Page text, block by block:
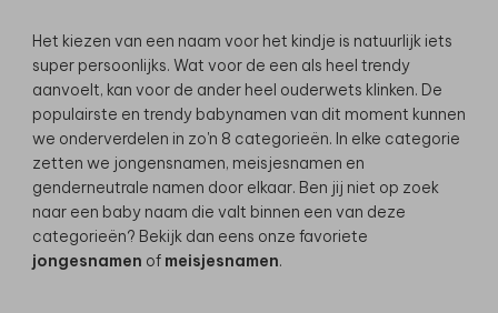
Het kiezen van een naam voor het kindje is natuurlijk iets
super persoonlijks. Wat voor de een als heel trendy
aanvoelt, kan voor de ander heel ouderwets klinken. De
populairste en trendy babynamen van dit moment kunnen
we onderverdelen in zo'n 8 categorieën. In elke categorie
zetten we jongensnamen, meisjesnamen en
genderneutrale namen door elkaar. Ben jij niet op zoek
naar een baby naam die valt binnen een van deze
categorieën? Bekijk dan eens onze favoriete
jongesnamen of meisjesnamen.